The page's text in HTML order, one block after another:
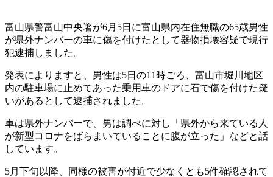
富山県警富山中央署が6月5日に富山県内在住無職の65歳男性
が県外ナンバーの車に傷を付けたとして器物損壊容疑で現行
犯逮捕しました。
発表によりますと、男性は5日の11時ごろ、富山市堀川地区
内の駐車場に止めてあった乗用車のドアに石で傷を付けた疑
いがあるとして逮捕されました。
車は県外ナンバーで、男は調べに対し「県外から来ている人
が新型コロナをばらまいていることに腹が立った」などと話
しています。
5月下旬以降、同様の被害が付近で少なくとも5件確認されて